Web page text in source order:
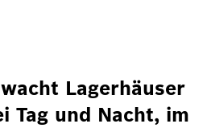
Lagerhäuser
Tag und Nacht, im